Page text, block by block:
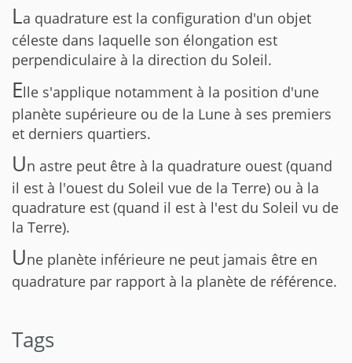
La quadrature est la configuration d'un objet
céleste dans laquelle son élongation est
perpendiculaire à la direction du Soleil.
Elle s'applique notamment à la position d'une
planète supérieure ou de la Lune à ses premiers
et derniers quartiers.
Un astre peut être à la quadrature ouest (quand
il est à l'ouest du Soleil vue de la Terre) ou à la
quadrature est (quand il est à l'est du Soleil vu de
la Terre).
Une planète inférieure ne peut jamais être en
quadrature par rapport à la planète de référence.
Tags